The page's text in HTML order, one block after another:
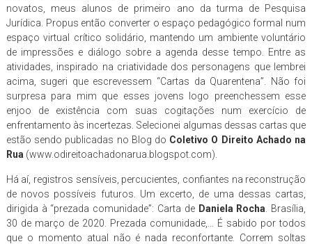
novatos, meus alunos de primeiro ano da turma de Pesquisa
Jurídica. Propus então converter o espaço pedagógico formal num
espaço virtual crítico solidário, mantendo um ambiente voluntário
de impressões e diálogo sobre a agenda desse tempo. Entre as
atividades, inspirado na criatividade dos personagens que lembrei
acima, sugeri que escrevessem “Cartas da Quarentena”. Não foi
surpresa para mim que esses jovens logo preenchessem esse
enjoo de existência com suas cogitações num exercício de
enfrentamento às incertezas. Selecionei algumas dessas cartas que
estão sendo publicadas no Blog do Coletivo O Direito Achado na
Rua (www.odireitoachadonarua.blogspot.com).
Há aí, registros sensíveis, percucientes, confiantes na reconstrução
de novos possíveis futuros. Um excerto, de uma dessas cartas,
dirigida à “prezada comunidade”: Carta de Daniela Rocha . Brasília,
30 de março de 2020. Prezada comunidade,… É sabido por todos
que o momento atual não é nada reconfortante. Correm soltas